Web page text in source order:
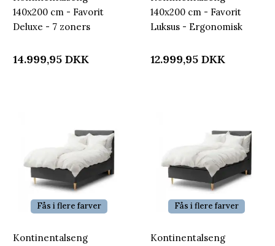
140x200 cm - Favorit
Deluxe - 7 zoners
Ekstra komfort -
14.999,95 DKK
140x200 cm - Favorit
Luksus - Ergonomisk
Nordstrand Home
12.999,95 DKK
Fås i flere farver
Kontinentalseng
Fås i flere farver
Kontinentalseng